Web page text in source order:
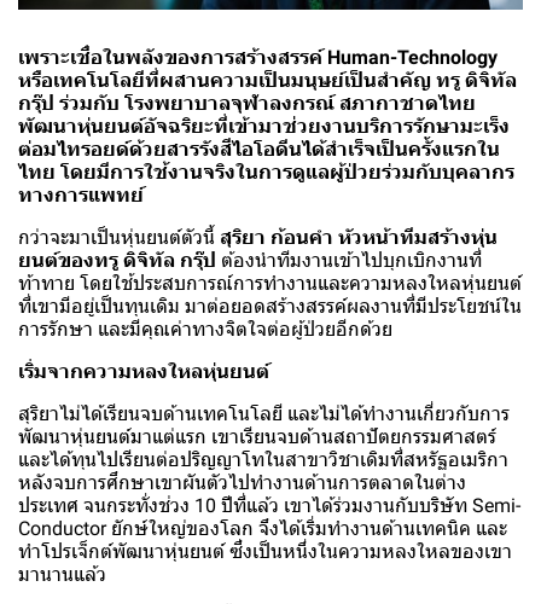
เพราะเชื่อในพลังของการสร้างสรรค์ Human-Technology
หรือเทคโนโลยีที่ผสานความเป็นมนุษย์เป็นสำคัญ ทรู ดิจิทัล
กรุ๊ป ร่วมกับ โรงพยาบาลจุฬาลงกรณ์ สภากาชาดไทย
พัฒนาหุ่นยนต์อัจฉริยะที่เข้ามาช่วยงานบริการรักษามะเร็ง
ต่อมไทรอยด์ด้วยสารรังสีไอโอดีนได้สำเร็จเป็นครั้งแรกใน
ไทย โดยมีการใช้งานจริงในการดูแลผู้ป่วยร่วมกับบุคลากร
ทางการแพทย์
กว่าจะมาเป็นหุ่นยนต์ตัวนี้ สุริยา ก้อนคำ หัวหน้าทีมสร้างหุ่น
ยนต์ของทรู ดิจิทัล กรุ๊ป ต้องนำทีมงานเข้าไปบุกเบิกงานที่
ท้าทาย โดยใช้ประสบการณ์การทำงานและความหลงใหลหุ่นยนต์
ที่เขามีอยู่เป็นทุนเดิม มาต่อยอดสร้างสรรค์ผลงานที่มีประโยชน์ใน
การรักษา และมีคุณค่าทางจิตใจต่อผู้ป่วยอีกด้วย
เริ่มจากความหลงใหลหุ่นยนต์
สุริยาไม่ได้เรียนจบด้านเทคโนโลยี และไม่ได้ทำงานเกี่ยวกับการ
พัฒนาหุ่นยนต์มาแต่แรก เขาเรียนจบด้านสถาปัตยกรรมศาสตร์
และได้ทุนไปเรียนต่อปริญญาโทในสาขาวิชาเดิมที่สหรัฐอเมริกา
หลังจบการศึกษาเขาผันตัวไปทำงานด้านการตลาดในต่าง
ประเทศ จนกระทั่งช่วง 10 ปีที่แล้ว เขาได้ร่วมงานกับบริษัท Semi-
Conductor ยักษ์ใหญ่ของโลก จึงได้เริ่มทำงานด้านเทคนิค และ
ทำโปรเจ็กต์พัฒนาหุ่นยนต์ ซึ่งเป็นหนึ่งในความหลงใหลของเขา
มานานแล้ว